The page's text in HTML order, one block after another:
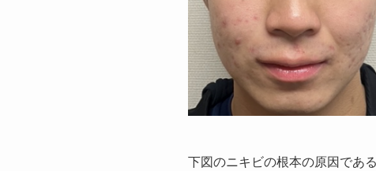
下図のニキビの根本の原因であ